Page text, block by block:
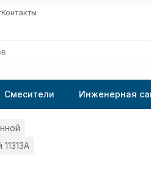
Контакты
Смесители Инженерная